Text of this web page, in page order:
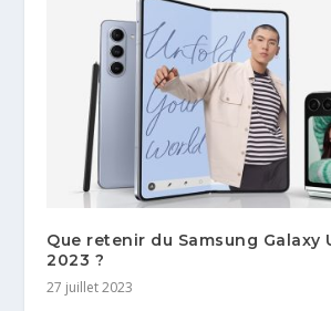
Que retenir du Samsung Galaxy
2023 ?
27 juillet 2023